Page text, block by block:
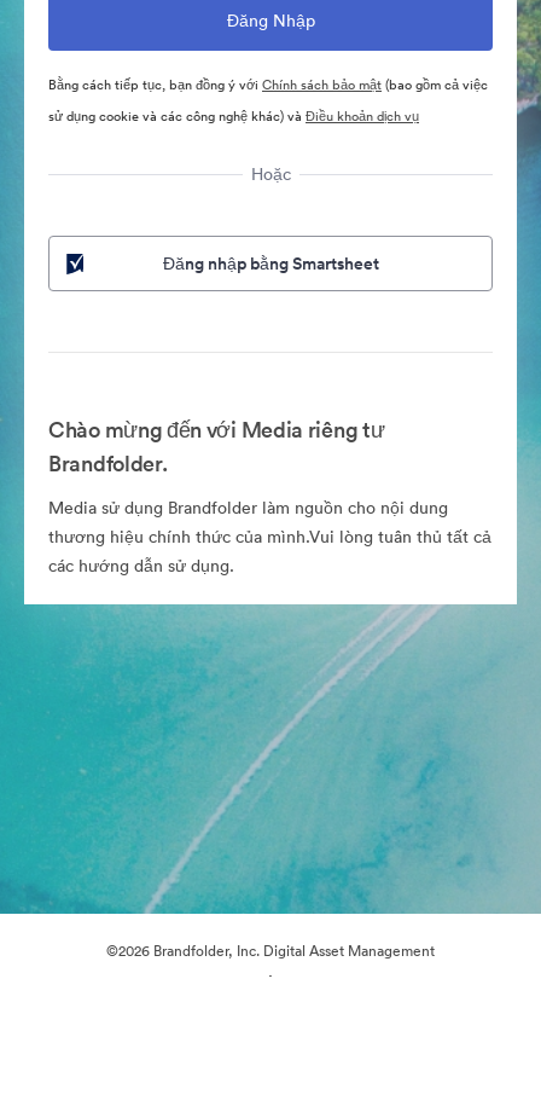
Bằng cách tiếp tục, bạn đồng ý với Chính sách bảo mật(bao gồm cả việc
sử dụng cookie và các công nghệ khác) và Điều khoản dịch vụ
Hoặc
Đăng nhập bằng Smartsheet
Chào mừng đến với Media riêng tư
Brandfolder.
Media sử dụng Brandfolder làm nguồn cho nội dung
thương hiệu chính thức của mình.Vui lòng tuân thủ tất cả
các hướng dẫn sử dụng.
©2026 Brandfolder, Inc. Digital Asset Management
·